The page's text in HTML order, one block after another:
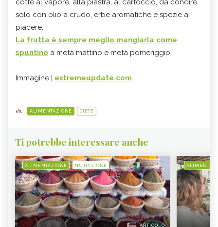
cotte al vapore, alla piastra, al cartoccio, da condire
solo con olio a crudo, erbe aromatiche e spezie a
piacere.
La frutta è sempre meglio mangiarla come
spuntino a metà mattino e metà pomeriggio.
Immagine | extremeupdate.com
da: ALIMENTAZIONE DIETE
Ti potrebbe interessare anche
ALIMENTAZIONE NUTRIZIONE
ARTICOLO